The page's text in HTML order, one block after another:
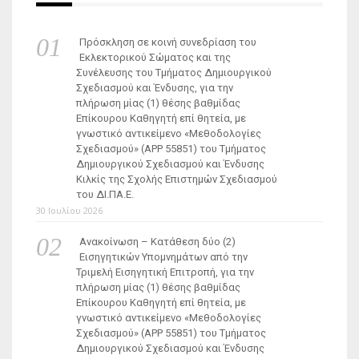
Πρόσκληση σε κοινή συνεδρίαση του
Εκλεκτορικού Σώματος και της
Συνέλευσης του Τμήματος Δημιουργικού
Σχεδιασμού και Ένδυσης, για την
πλήρωση μίας (1) θέσης βαθμίδας
Επίκουρου Καθηγητή επί θητεία, με
γνωστικό αντικείμενο «Μεθοδολογίες
Σχεδιασμού» (ΑΡΡ 55851) του Τμήματος
Δημιουργικού Σχεδιασμού και Ένδυσης
Κιλκίς της Σχολής Επιστημών Σχεδιασμού
του ΔΙ.ΠΑ.Ε.
30 Ιουλίου 2026
Ανακοίνωση – Κατάθεση δύο (2)
Εισηγητικών Υπομνημάτων από την
Τριμελή Εισηγητική Επιτροπή, για την
πλήρωση μίας (1) θέσης βαθμίδας
Επίκουρου Καθηγητή επί θητεία, με
γνωστικό αντικείμενο «Μεθοδολογίες
Σχεδιασμού» (ΑΡΡ 55851) του Τμήματος
Δημιουργικού Σχεδιασμού και Ένδυσης